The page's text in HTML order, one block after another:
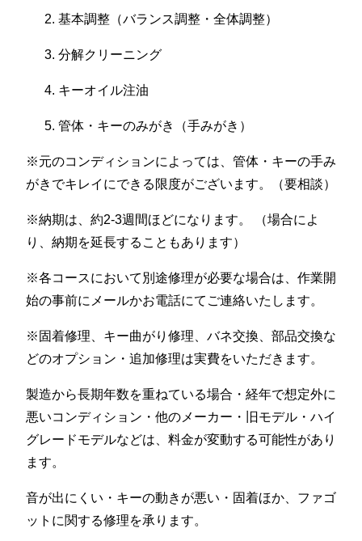
基本調整（バランス調整・全体調整）
分解クリーニング
キーオイル注油
管体・キーのみがき（手みがき）
※元のコンディションによっては、管体・キーの手み
がきでキレイにできる限度がございます。（要相談）
※納期は、約2-3週間ほどになります。 （場合によ
り、納期を延長することもあります）
※各コースにおいて別途修理が必要な場合は、作業開
始の事前にメールかお電話にてご連絡いたします。
※固着修理、キー曲がり修理、バネ交換、部品交換な
どのオプション・追加修理は実費をいただきます。
製造から長期年数を重ねている場合・経年で想定外に
悪いコンディション・他のメーカー・旧モデル・ハイ
グレードモデルなどは、料金が変動する可能性があり
ます。
音が出にくい・キーの動きが悪い・固着ほか、ファゴ
ットに関する修理を承ります。